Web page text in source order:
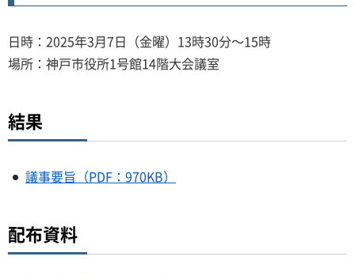
日時：2025年3月7日（金曜）13時30分～15時
場所：神戸市役所1号館14階大会議室
結果
議事要旨（PDF：970KB）
配布資料